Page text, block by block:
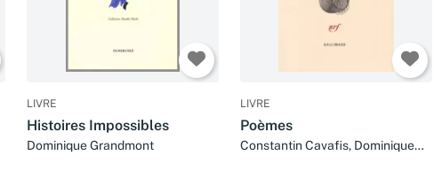
LIVRE
Histoires Impossibles
Dominique Grandmont
LIVRE
Poèmes
Constantin Cavafis, Dominique